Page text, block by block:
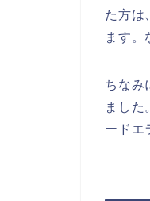
た方は
ます。
ちなみ
ました
ードエ